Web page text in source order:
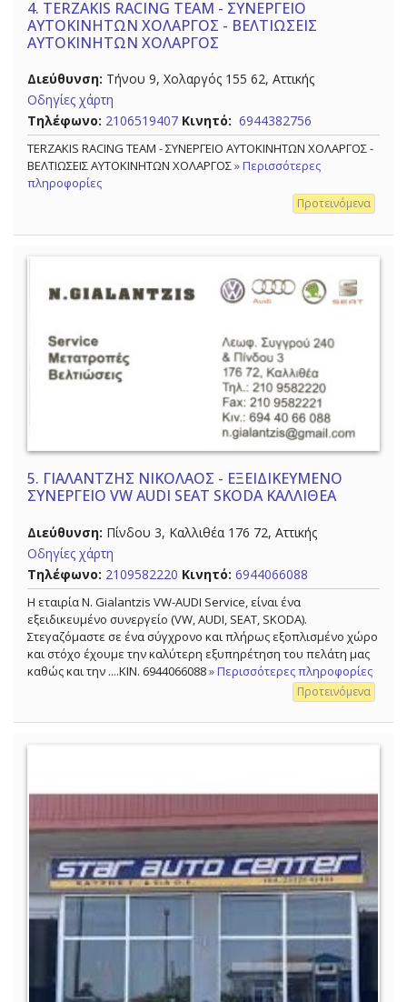
4. TERZAKIS RACING TEAM - ΣΥΝΕΡΓΕΙΟ
ΑΥΤΟΚΙΝΗΤΩΝ ΧΟΛΑΡΓΟΣ - ΒΕΛΤΙΩΣΕΙΣ
ΑΥΤΟΚΙΝΗΤΩΝ ΧΟΛΑΡΓΟΣ
Διεύθυνση: Τήνου 9, Χολαργός 155 62, Αττικής
Οδηγίες χάρτη
Τηλέφωνο: 2106519407 Κινητό: 6944382756
TERZAKIS RACING TEAM - ΣΥΝΕΡΓΕΙΟ ΑΥΤΟΚΙΝΗΤΩΝ ΧΟΛΑΡΓΟΣ -
ΒΕΛΤΙΩΣΕΙΣ ΑΥΤΟΚΙΝΗΤΩΝ ΧΟΛΑΡΓΟΣ» Περισσότερες
πληροφορίες
Προτεινόμενα
5. ΓΙΑΛΑΝΤΖΗΣ ΝΙΚΟΛΑΟΣ - ΕΞΕΙΔΙΚΕΥΜΕΝΟ
ΣΥΝΕΡΓΕΙΟ VW AUDI SEAT SKODA ΚΑΛΛΙΘΕΑ
Διεύθυνση: Πίνδου 3, Καλλιθέα 176 72, Αττικής
Οδηγίες χάρτη
Τηλέφωνο: 2109582220 Κινητό: 6944066088
Η εταιρία N. Gialantzis VW-AUDI Service, είναι ένα
εξειδικευμένο συνεργείο (VW, AUDI, SEAT, SKODA).
Στεγαζόμαστε σε ένα σύγχρονο και πλήρως εξοπλισμένο χώρο
και στόχο έχουμε την καλύτερη εξυπηρέτηση του πελάτη μας
καθώς και την ....KIN. 6944066088» Περισσότερες πληροφορίες
Προτεινόμενα